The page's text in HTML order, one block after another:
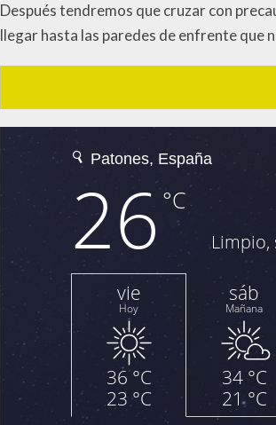
Después tendremos que cruzar con
llegar hasta las paredes de enfrente que